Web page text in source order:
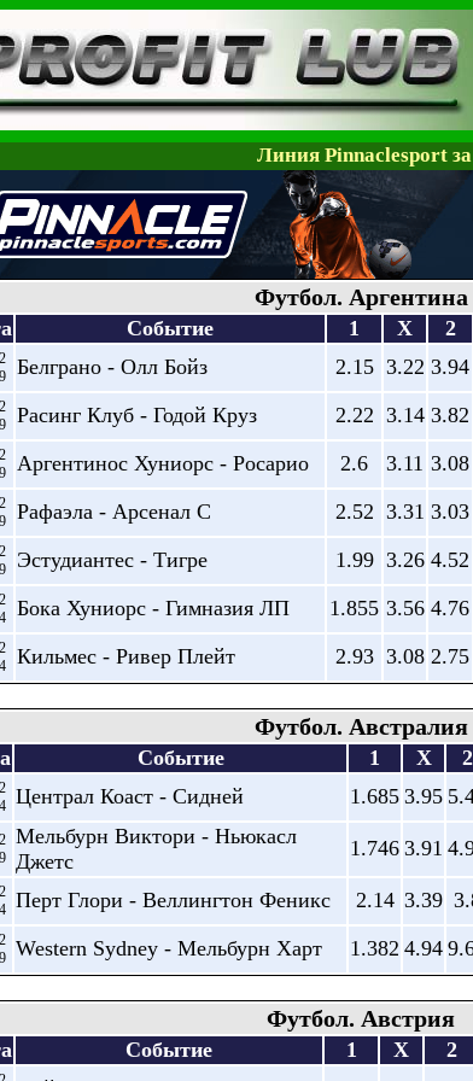
Линия Pinnaclesport за
Футбол. Аргентина
Событие 1 X 2
Белграно - Олл Бойз 2.15 3.22 3.94
Расинг Клуб - Годой Круз 2.22 3.14 3.82
Аргентинос Хуниорс - Росарио 2.6 3.11 3.08
Рафаэла - Арсенал С 2.52 3.31 3.03
Эстудиантес - Тигре 1.99 3.26 4.52
Бока Хуниорс - Гимназия ЛП 1.855 3.56 4.76
Кильмес - Ривер Плейт 2.93 3.08 2.75
Футбол. Австралия
Событие 1 X 2
Централ Коаст - Сидней 1.685 3.95
Мельбурн Виктори - Ньюкасл
Джетс
1.746 3.91
Перт Глори - Веллингтон Феникс 2.14 3.39
Western Sydney - Мельбурн Харт 1.382 4.94
Футбол. Австрия
Событие 1 X 2